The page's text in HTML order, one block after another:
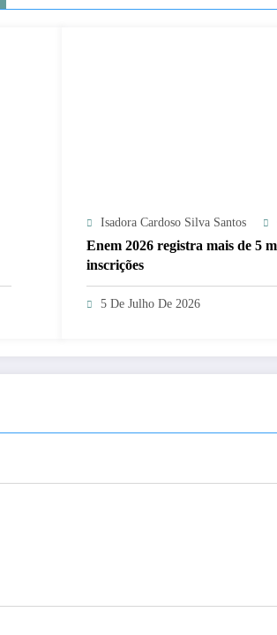
Isadora Cardoso Silva Santos
Enem 2026 registra mais de 5
inscrições
5 De Julho De 2026